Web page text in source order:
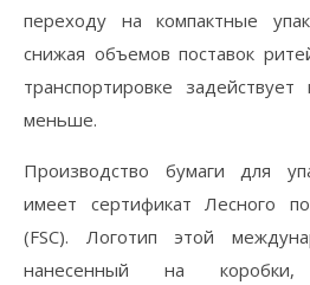
переходу на компактные
снижая объемов поставок
транспортировке
меньше.
Производство бумаги для
имеет сертификат Лесного
(FSC). Логотип этой
нанесенный на коробки,